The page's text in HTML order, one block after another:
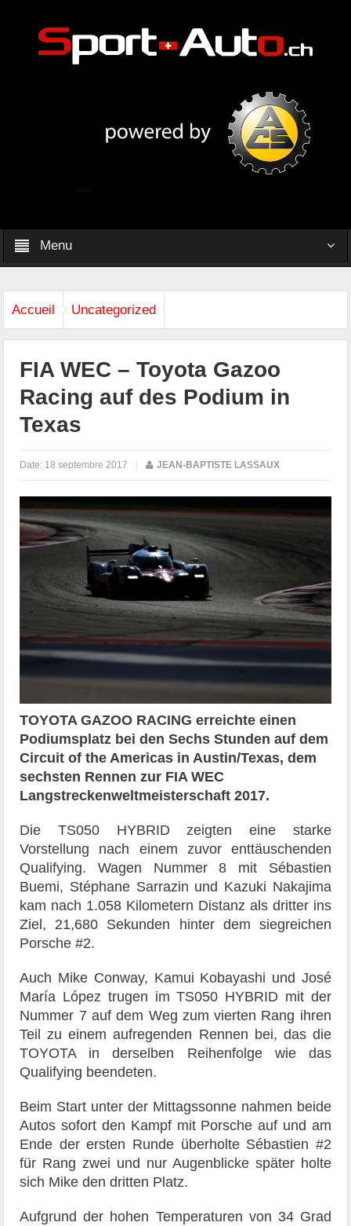
Menu
Accueil Uncategorized
FIA WEC – Toyota Gazoo
Racing auf des Podium in
Texas
Date: 18 septembre 2017 | JEAN-BAPTISTE LASSAUX
TOYOTA GAZOO RACING erreichte einen
Podiumsplatz bei den Sechs Stunden auf dem
Circuit of the Americas in Austin/Texas, dem
sechsten Rennen zur FIA WEC
Langstreckenweltmeisterschaft 2017.
Die TS050 HYBRID zeigten eine starke
Vorstellung nach einem zuvor enttäuschenden
Qualifying. Wagen Nummer 8 mit Sébastien
Buemi, Stéphane Sarrazin und Kazuki Nakajima
kam nach 1.058 Kilometern Distanz als dritter ins
Ziel, 21,680 Sekunden hinter dem siegreichen
Porsche #2.
Auch Mike Conway, Kamui Kobayashi und José
María López trugen im TS050 HYBRID mit der
Nummer 7 auf dem Weg zum vierten Rang ihren
Teil zu einem aufregenden Rennen bei, das die
TOYOTA in derselben Reihenfolge wie das
Qualifying beendeten.
Beim Start unter der Mittagssonne nahmen beide
Autos sofort den Kampf mit Porsche auf und am
Ende der ersten Runde überholte Sébastien #2
für Rang zwei und nur Augenblicke später holte
sich Mike den dritten Platz.
Aufgrund der hohen Temperaturen von 34 Grad